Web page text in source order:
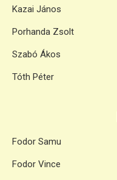
Kazai János
Porhanda Zsolt
Szabó Ákos
Tóth Péter
Fodor Samu
Fodor Vince